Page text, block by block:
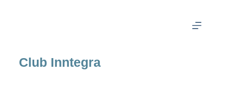
Club Inntegra